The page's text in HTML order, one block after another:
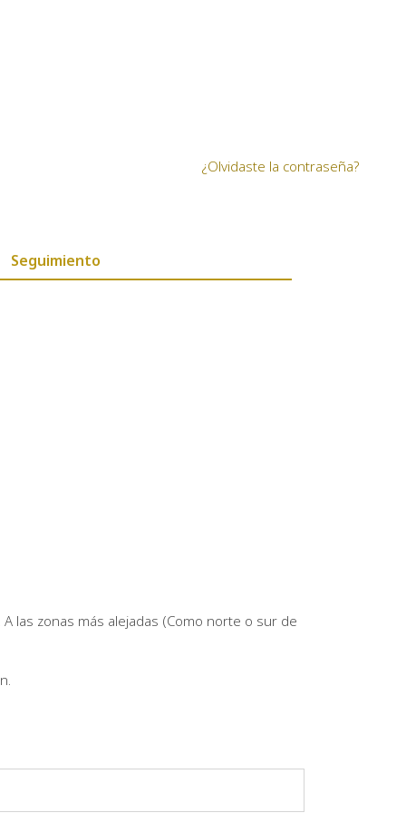
¿Olvidaste la contraseña?
Seguimiento
las zonas más alejadas (Como norte o sur de